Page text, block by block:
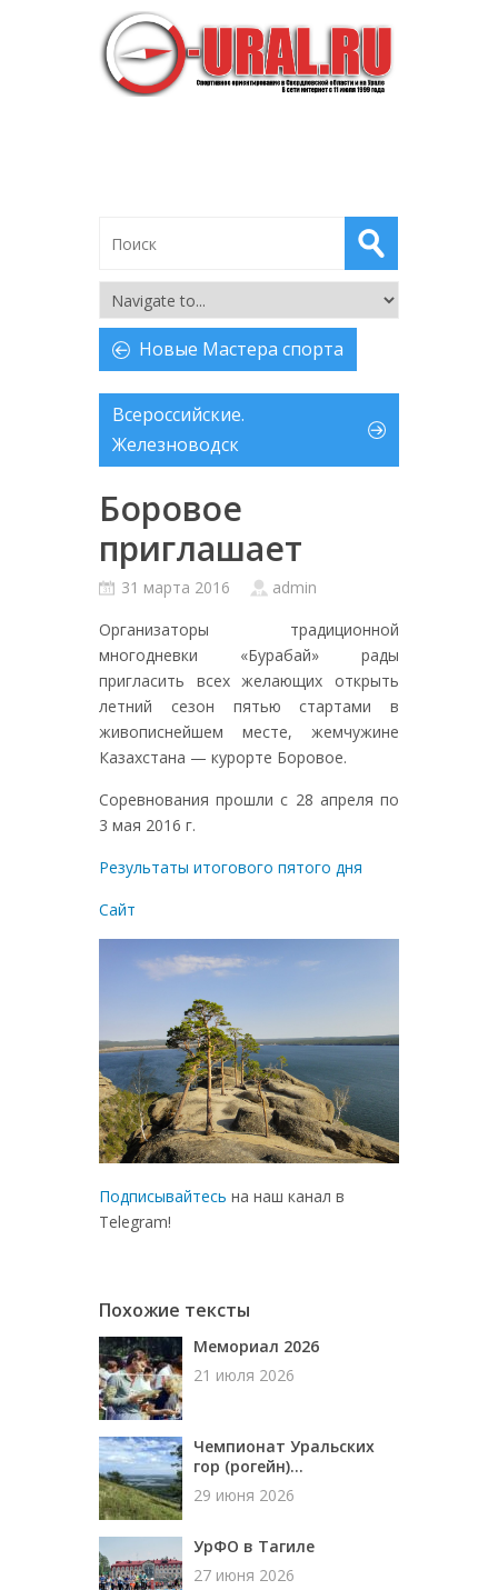
Новые Мастера спорта
Всероссийские.
Железноводск
Боровое
приглашает
31 марта 2016
admin
Организаторы традиционной
многодневки «Бурабай» рады
пригласить всех желающих открыть
летний сезон пятью стартами в
живописнейшем месте, жемчужине
Казахстана — курорте Боровое.
Соревнования прошли с 28 апреля по
3 мая 2016 г.
Результаты итогового пятого дня
Сайт
Подписывайтесь на наш канал в
Telegram!
Похожие тексты
Мемориал 2026
21 июля 2026
Чемпионат Уральских
гор (рогейн)...
29 июня 2026
УрФО в Тагиле
27 июня 2026